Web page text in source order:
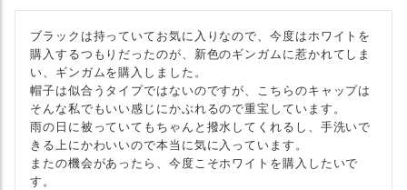
ブラックは持っていてお気に入りなので、今度はホワイトを
購入するつもりだったのが、新色のギンガムに惹かれてしま
い、ギンガムを購入しました。
帽子は似合うタイプではないのですが、こちらのキャップは
そんな私でもいい感じにかぶれるので重宝しています。
雨の日に被っていてもちゃんと撥水してくれるし、手洗いで
きる上にかわいいので本当に気に入っています。
またの機会があったら、今度こそホワイトを購入したいで
す。